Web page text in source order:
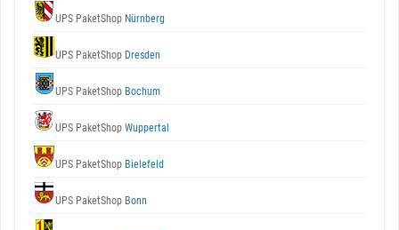
UPS PaketShop Nürnberg
UPS PaketShop Dresden
UPS PaketShop Bochum
UPS PaketShop Wuppertal
UPS PaketShop Bielefeld
UPS PaketShop Bonn